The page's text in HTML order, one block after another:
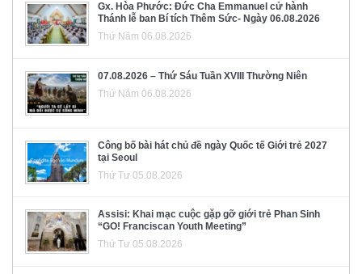
Gx. Hòa Phước: Đức Cha Emmanuel cử hành
Thánh lễ ban Bí tích Thêm Sức- Ngày 06.08.2026
Thứ Năm 06.08.2026
07.08.2026 – Thứ Sáu Tuần XVIII Thường Niên
Thứ Năm 06.08.2026
Công bố bài hát chủ đề ngày Quốc tế Giới trẻ 2027
tại Seoul
Thứ Tư 05.08.2026
Assisi: Khai mạc cuộc gặp gỡ giới trẻ Phan Sinh
“GO! Franciscan Youth Meeting”
Thứ Tư 05.08.2026